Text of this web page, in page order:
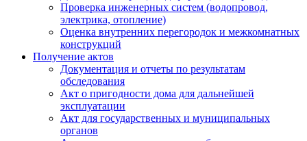
Проверка инженерных систем (водопровод,
электрика, отопление)
Оценка внутренних перегородок и межкомнатных
конструкций
Получение актов
Документация и отчеты по результатам
обследования
Акт о пригодности дома для дальнейшей
эксплуатации
Акт для государственных и муниципальных
органов